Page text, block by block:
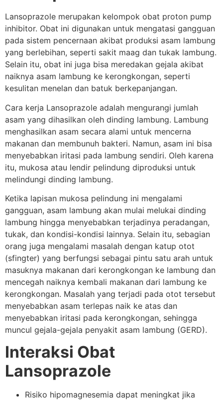
Lansoprazole merupakan kelompok obat proton pump
inhibitor. Obat ini digunakan untuk mengatasi gangguan
pada sistem pencernaan akibat produksi asam lambung
yang berlebihan, seperti sakit maag dan tukak lambung.
Selain itu, obat ini juga bisa meredakan gejala akibat
naiknya asam lambung ke kerongkongan, seperti
kesulitan menelan dan batuk berkepanjangan.
Cara kerja Lansoprazole adalah mengurangi jumlah
asam yang dihasilkan oleh dinding lambung. Lambung
menghasilkan asam secara alami untuk mencerna
makanan dan membunuh bakteri. Namun, asam ini bisa
menyebabkan iritasi pada lambung sendiri. Oleh karena
itu, mukosa atau lendir pelindung diproduksi untuk
melindungi dinding lambung.
Ketika lapisan mukosa pelindung ini mengalami
gangguan, asam lambung akan mulai melukai dinding
lambung hingga menyebabkan terjadinya peradangan,
tukak, dan kondisi-kondisi lainnya. Selain itu, sebagian
orang juga mengalami masalah dengan katup otot
(sfingter) yang berfungsi sebagai pintu satu arah untuk
masuknya makanan dari kerongkongan ke lambung dan
mencegah naiknya kembali makanan dari lambung ke
kerongkongan. Masalah yang terjadi pada otot tersebut
menyebabkan asam terlepas naik ke atas dan
menyebabkan iritasi pada kerongkongan, sehingga
muncul gejala-gejala penyakit asam lambung (GERD).
Interaksi Obat
Lansoprazole
Risiko hipomagnesemia dapat meningkat jika